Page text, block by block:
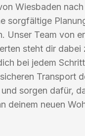
Wiesbaden
sorgfältige
Unser Team von
steht dir dabei
bei jedem
Transport
sorgen dafür,
deinem neuen